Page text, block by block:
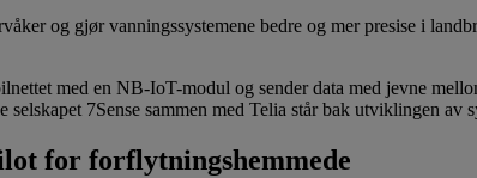
og gjør vanningssystemene bedre og mer presise i
med en NB-IoT-modul og sender data med jevne
selskapet 7Sense sammen med Telia står bak utviklingen av
for forflytningshemmede